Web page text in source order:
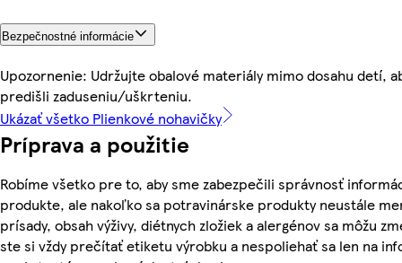
Bezpečnostné informácie
Upozornenie: Udržujte obalové materiály mimo dosahu detí,
predišli zaduseniu/uškrteniu.
Ukázať všetko Plienkové nohavičky
Príprava a použitie
Robíme všetko pre to, aby sme zabezpečili správnosť
produkte, ale nakoľko sa potravinárske produkty neustále
prísady, obsah výživy, diétnych zložiek a alergénov sa môžu
ste si vždy prečítať etiketu výrobku a nespoliehať sa len na